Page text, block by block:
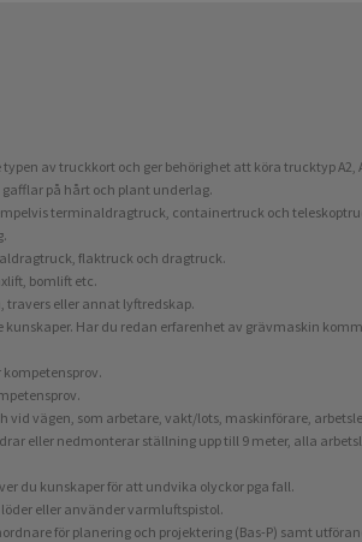
av truckkort och ger behörighet att köra trucktyp A2,
på hårt och plant underlag.
terminaldragtruck, containertruck och
flaktruck och dragtruck.
bomlift etc.
travers eller annat lyftredskap.
Har du redan erfarenhet av grävmaskin
vid vägen, som arbetare, vakt/lots, maskinförare,
eller nedmonterar ställning upp till 9 meter, alla
du kunskaper för att undvika olyckor pga fall.
löder eller använder varmluftspistol.
för planering och projektering (Bas-P) samt